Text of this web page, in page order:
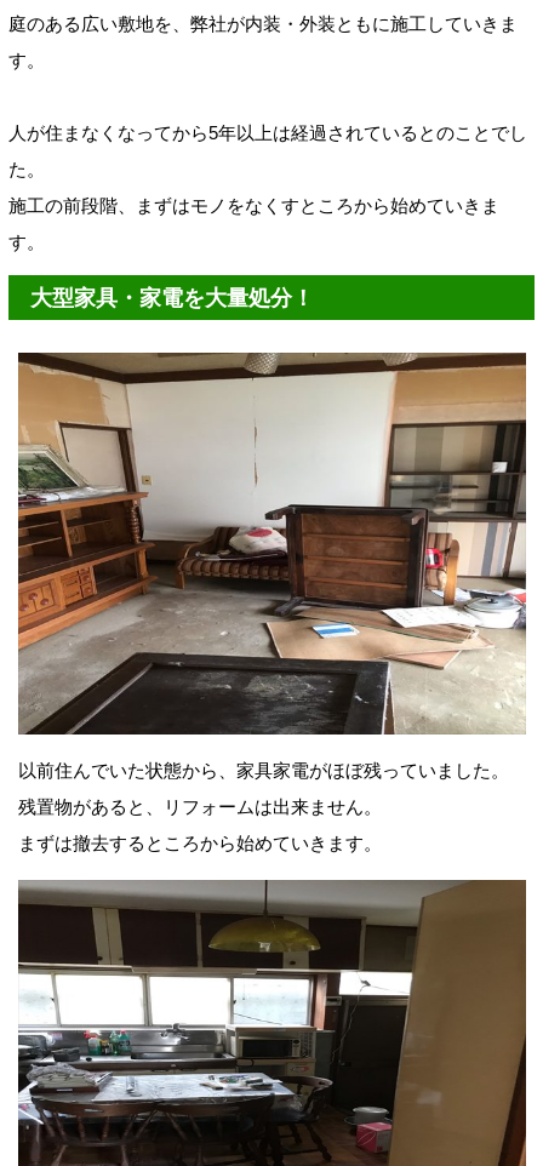
庭のある広い敷地を、弊社が内装・外装ともに施工していきま
す。
人が住まなくなってから5年以上は経過されているとのことでし
た。
施工の前段階、まずはモノをなくすところから始めていきま
す。
大型家具・家電を大量処分！
以前住んでいた状態から、家具家電がほぼ残っていました。
残置物があると、リフォームは出来ません。
まずは撤去するところから始めていきます。